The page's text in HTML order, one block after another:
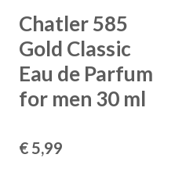
Chatler 585
Gold Classic
Eau de Parfum
for men 30 ml
€ 5,99